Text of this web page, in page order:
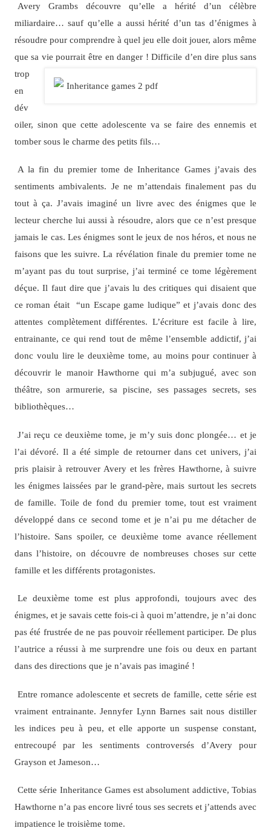
Avery Grambs découvre qu’elle a hérité d’un célèbre
miliardaire… sauf qu’elle a aussi hérité d’un tas d’énigmes à
résoudre pour comprendre à quel jeu elle doit jouer, alors même
que sa vie pourrait être en danger ! Difficile d’en dire plus sans
trop
en
dév
oiler, sinon que cette adolescente va se faire des ennemis et
tomber sous le charme des petits fils…
A la fin du premier tome de Inheritance Games j’avais des
sentiments ambivalents. Je ne m’attendais finalement pas du
tout à ça. J’avais imaginé un livre avec des énigmes que le
lecteur cherche lui aussi à résoudre, alors que ce n’est presque
jamais le cas. Les énigmes sont le jeux de nos héros, et nous ne
faisons que les suivre. La révélation finale du premier tome ne
m’ayant pas du tout surprise, j’ai terminé ce tome légèrement
déçue. Il faut dire que j’avais lu des critiques qui disaient que
ce roman était “un Escape game ludique” et j’avais donc des
attentes complètement différentes. L’écriture est facile à lire,
entrainante, ce qui rend tout de même l’ensemble addictif, j’ai
donc voulu lire le deuxième tome, au moins pour continuer à
découvrir le manoir Hawthorne qui m’a subjugué, avec son
théâtre, son armurerie, sa piscine, ses passages secrets, ses
bibliothèques…
J’ai reçu ce deuxième tome, je m’y suis donc plongée… et je
l’ai dévoré. Il a été simple de retourner dans cet univers, j’ai
pris plaisir à retrouver Avery et les frères Hawthorne, à suivre
les énigmes laissées par le grand-père, mais surtout les secrets
de famille. Toile de fond du premier tome, tout est vraiment
développé dans ce second tome et je n’ai pu me détacher de
l’histoire. Sans spoiler, ce deuxième tome avance réellement
dans l’histoire, on découvre de nombreuses choses sur cette
famille et les différents protagonistes.
Le deuxième tome est plus approfondi, toujours avec des
énigmes, et je savais cette fois-ci à quoi m’attendre, je n’ai donc
pas été frustrée de ne pas pouvoir réellement participer. De plus
l’autrice a réussi à me surprendre une fois ou deux en partant
dans des directions que je n’avais pas imaginé !
Entre romance adolescente et secrets de famille, cette série est
vraiment entrainante. Jennyfer Lynn Barnes sait nous distiller
les indices peu à peu, et elle apporte un suspense constant,
entrecoupé par les sentiments controversés d’Avery pour
Grayson et Jameson…
Cette série Inheritance Games est absolument addictive, Tobias
Hawthorne n’a pas encore livré tous ses secrets et j’attends avec
impatience le troisième tome.